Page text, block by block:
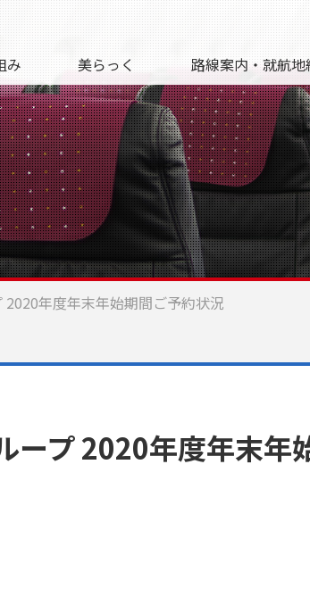
み 美らっく 路線案内・就航地
2020年度年末年始期間ご予約状況
ープ 2020年度年末年